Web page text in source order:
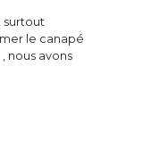
surtout
le canapé
nous avons